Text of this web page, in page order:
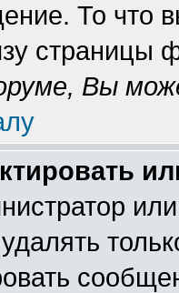
То что
страницы
Вы
удалять